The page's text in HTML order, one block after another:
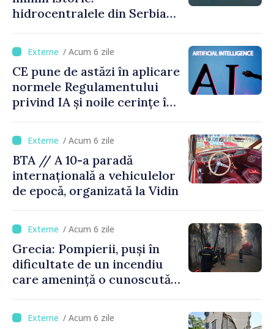
hidrocentralele din Serbia
capacitate
/ Acum 6 zile
CE pune de astăzi în aplicare
normele Regulamentului
privind IA și noile cerințe în
/ Acum 6 zile
BTA // A 10-a paradă
internațională a vehiculelor
de epocă, organizată la Vidin
/ Acum 6 zile
Grecia: Pompierii, puși în
dificultate de un incendiu
care amenință o cunoscută
/ Acum 6 zile